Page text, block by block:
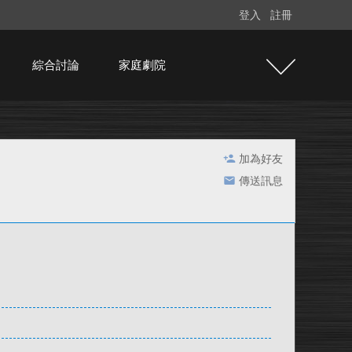
登入 註冊
綜合討論 家庭劇院
加為好友
傳送訊息